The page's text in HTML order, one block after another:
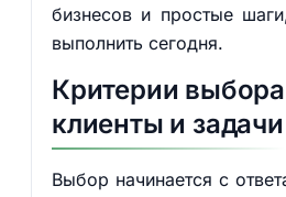
бизнесов и простые
выполнить сегодня.
Критерии
клиенты и задачи
Выбор начинается с